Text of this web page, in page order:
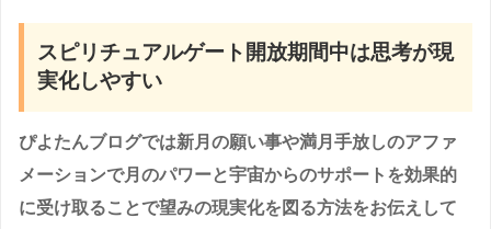
スピリチュアルゲート開放期間中は思考が現
実化しやすい
ぴよたんブログでは新月の願い事や満月手放しのアファ
メーションで月のパワーと宇宙からのサポートを効果的
に受け取ることで望みの現実化を図る方法をお伝えして